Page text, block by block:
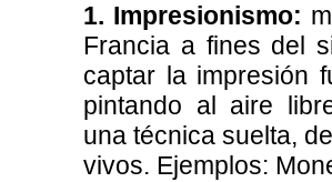
1. Impresionismo:
Francia a fines del
captar la impresión
pintando al aire
una técnica suelta,
vivos. Ejemplos: